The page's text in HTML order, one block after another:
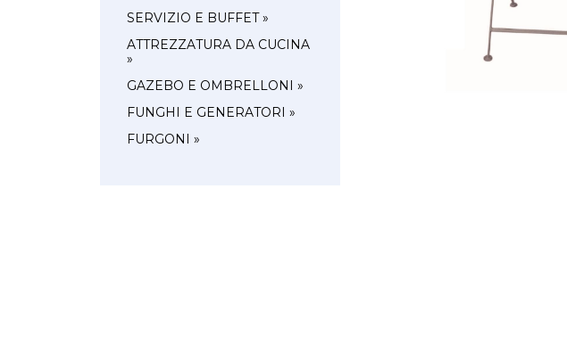
SERVIZIO E BUFFET »
ATTREZZATURA DA CUCINA
»
GAZEBO E OMBRELLONI »
FUNGHI E GENERATORI »
FURGONI »